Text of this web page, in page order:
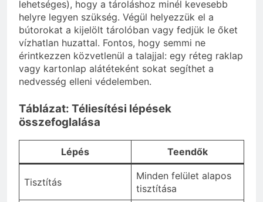
lehetséges), hogy a tároláshoz minél kevesebb
helyre legyen szükség. Végül helyezzük el a
bútorokat a kijelölt tárolóban vagy fedjük le őket
vízhatlan huzattal. Fontos, hogy semmi ne
érintkezzen közvetlenül a talajjal: egy réteg raklap
vagy kartonlap alátéteként sokat segíthet a
nedvesség elleni védelemben.
Táblázat: Téliesítési lépések
összefoglalása
Lépés Teendők
Tisztítás
Minden felület alapos
tisztítása